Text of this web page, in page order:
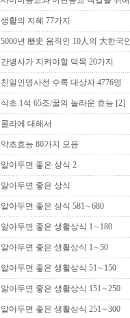
생활의 지혜 77가지
5000년 歷史 움직인 10人의 大한국
간병사가 지켜야할 덕목 20가지
친일인명사전 수록 대상자 4776명
식초 1석 65조/꿀의 놀라운 효능 [2]
콜라에 대해서
약초효능 80가지 모음
알아두면 좋은 상식 2
알아두면 좋은 상식
알아두면 좋은 상식 581∼680
알아두면 좋은 생활상식 1∼180
알아두면 좋은 생활상식 1∼50
알아두면 좋은 생활상식 51∼150
알아두면 좋은 생활상식 151∼250
알아두면 좋은 생활상식 251∼300